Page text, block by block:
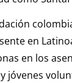
en
en los
jóvenes